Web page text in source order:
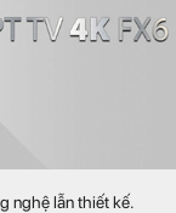
nghệ lẫn thiết kế.